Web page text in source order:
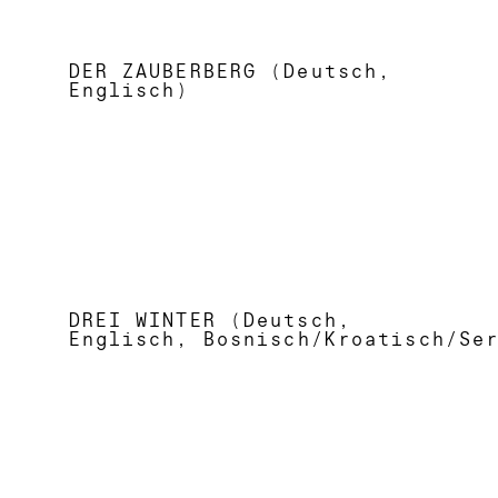
DER ZAUBERBERG (Deutsch,
Englisch)
DREI WINTER (Deutsch,
Englisch, Bosnisch/Kroatisch/